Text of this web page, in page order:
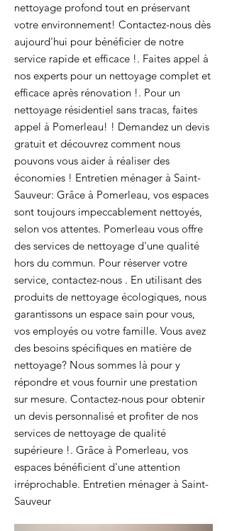
nettoyage profond tout en préservant
votre environnement! Contactez-nous dès
aujourd'hui pour bénéficier de notre
service rapide et efficace !. Faites appel à
nos experts pour un nettoyage complet et
efficace après rénovation !. Pour un
nettoyage résidentiel sans tracas, faites
appel à Pomerleau! ! Demandez un devis
gratuit et découvrez comment nous
pouvons vous aider à réaliser des
économies ! Entretien ménager à Saint-
Sauveur: Grâce à Pomerleau, vos espaces
sont toujours impeccablement nettoyés,
selon vos attentes. Pomerleau vous offre
des services de nettoyage d'une qualité
hors du commun. Pour réserver votre
service, contactez-nous . En utilisant des
produits de nettoyage écologiques, nous
garantissons un espace sain pour vous,
vos employés ou votre famille. Vous avez
des besoins spécifiques en matière de
nettoyage? Nous sommes là pour y
répondre et vous fournir une prestation
sur mesure. Contactez-nous pour obtenir
un devis personnalisé et profiter de nos
services de nettoyage de qualité
supérieure !. Grâce à Pomerleau, vos
espaces bénéficient d'une attention
irréprochable. Entretien ménager à Saint-
Sauveur